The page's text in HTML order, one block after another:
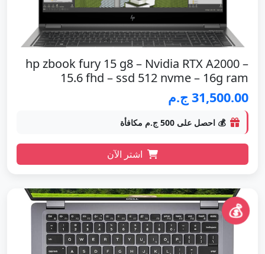
hp zbook fury 15 g8 – Nvidia RTX A2000 –
15.6 fhd – ssd 512 nvme – 16g ram
31,500.00 ج.م
💰 احصل على 500 ج.م مكافأة
اشتر الآن
💰